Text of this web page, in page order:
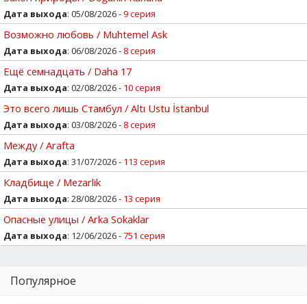
Дата выхода: 05/08/2026 -9 серия
Возможно любовь / Muhtemel Ask
Дата выхода: 06/08/2026 - 8 серия
Ещё семнадцать / Daha 17
Дата выхода: 02/08/2026 - 10 серия
Это всего лишь Стамбул / Altı Ustu İstanbul
Дата выхода: 03/08/2026 - 8 серия
Между / Arafta
Дата выхода: 31/07/2026 - 113 серия
Кладбище / Mezarlik
Дата выхода: 28/08/2026 - 13 серия
Опасные улицы / Arka Sokaklar
Дата выхода: 12/06/2026 -751 серия
Популярное